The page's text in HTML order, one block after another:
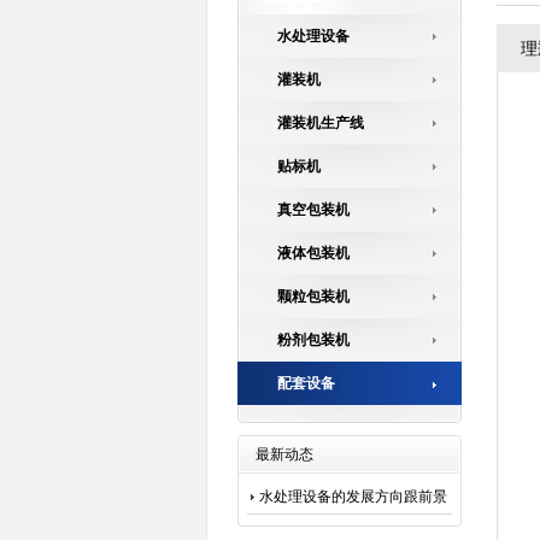
水处理设备
灌装机
灌装机生产线
贴标机
真空包装机
液体包装机
颗粒包装机
粉剂包装机
配套设备
最新动态
水处理设备的发展方向跟前景